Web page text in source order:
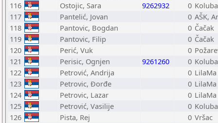
116
Ostojic, Sara 9262932 0
117
Pantelić, Jovan 0 AŠK,
118
Pantovic, Bogdan 0 Čačak
119
Pantovic, Filip 0 Čačak
120
Perić, Vuk 0
121
Perisic, Ognjen 9261260 0
122
Petrović, Andrija 0
123
Petrovic, Đorđe 0
124
Petrovic, Lazar 0
125
Petrović, Vasilije 0
126
Pista, Rej 0 Vršac